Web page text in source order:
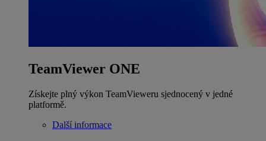
TeamViewer ONE
Získejte plný výkon TeamVieweru sjednocený v jedné
platformě.
Další informace